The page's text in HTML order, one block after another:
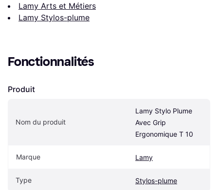
Lamy Arts et Métiers
Lamy Stylos-plume
Fonctionnalités
Produit
Nom du produit
Lamy Stylo Plume
Avec Grip
Ergonomique T 10
Marque Lamy
Type Stylos-plume